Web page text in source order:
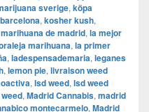
sverige, köpa
, kosher kush,
de madrid, la mejor
marihuana, la primer
, ladespensademaria, leganes
, lemon pie, livraison weed
, lsd weed, lsd weed
, Madrid Cannabis, madrid
montecarmelo, Madrid